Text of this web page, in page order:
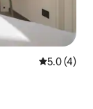
5.0 (4)